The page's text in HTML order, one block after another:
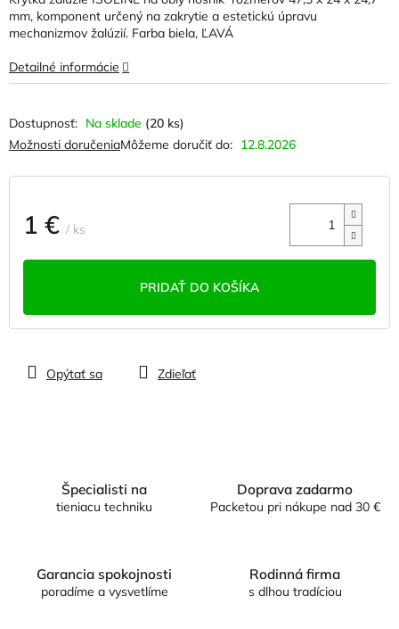
Na sklade (20 ks)
Môžeme doručiť do: 12.8.2026
Možnosti doručenia
1 € / ks
PRIDAŤ DO KOŠÍKA
mm, komponent určený na zakrytie a estetickú úpravu
mechanizmov žalúzií. Farba biela, ĽAVÁ
Detailné informácie
Opýtať sa Zdieľať
z
5
hviezdičiek.
Špecialisti na
tieniacu techniku
Doprava zadarmo
Packetou pri nákupe nad 30 €
Garancia spokojnosti
poradíme a vysvetlíme
Rodinná firma
s dlhou tradíciou